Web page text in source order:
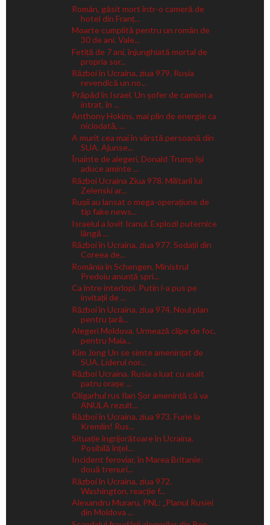
Român, găsit mort într-o cameră de
hotel din Franț...
Moarte cumplită pentru un român de
30 de ani. Vale...
Fetiță de 7 ani, înjunghiată mortal de
propria sor...
Război în Ucraina, ziua 979. Rusia
revendică un no...
Prăpăd în Israel. Un șofer de camion a
intrat, în ...
Anthony Hokins, mai plin de energie ca
niciodată, ...
A murit cea mai în vârstă persoană din
SUA. Ajunse...
Înainte de alegeri, Donald Trump își
aduce aminte ...
Război Ucraina Ziua 978. Militarii lui
Zelenski ar...
Rușii au lansat o mega-operațiune de
tip fake news...
Israelul a lovit Iranul. Explozii puternice
lângă ...
Război în Ucraina, ziua 977. Sodații din
Coreea de...
România în Schengen. Ministrul
Predoiu anunță spri...
Ca între interlopi. Putin i-a pus pe
invitații de ...
Război în Ucraina, ziua 974. Noul plan
pentru țară...
Alegeri Moldova. Urmează clipe de foc,
pentru Maia...
Kim Jong Un se simte amenințat de
SUA. Liderul nor...
Război Ucraina. Rusia a luat cu asalt
patru orașe ...
Oligarhul rus Ilan Șor amenință că va
ANULA rezult...
Război în Ucraina, ziua 973. Furie la
Kremlin! Rus...
Situație îngrijorătoare în Ucraina.
Posibilă înțel...
Incident feroviar, în Marea Britanie:
două trenuri...
Război în Ucraina, ziua 972.
Washington, reacție f...
Alexandru Muraru, PNL: „Planul Rusiei
din Moldova ...